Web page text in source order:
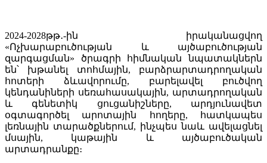
2024-2028թթ․-ին իրականացվող
«Ոչխարաբուծության և այծաբուծության
զարգացման» ծրագրի հիմնական նպատակներն
են՝ խթանել տոհմային, բարձրարտադրողական
հոտերի ձևավորումը, բարելավել բուծվող
կենդանիների սեռահասակային, արտադրողական
և գենետիկ ցուցանիշները, արդյունավետ
օգտագործել արոտային հողերը, հատկապես
լեռնային տարածքներում, ինչպես նաև ավելացնել
մսային, կաթային և այծաբուծական
արտադրանքը։